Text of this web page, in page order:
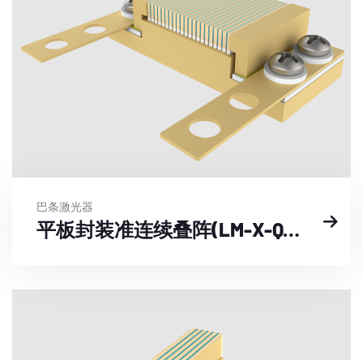
巴条激光器
平板封装准连续叠阵(LM-X-QY-F-GZ-2)